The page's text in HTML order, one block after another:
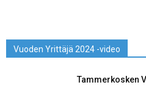
Vuoden Yrittäjä 2024 -video
Tammerkosken